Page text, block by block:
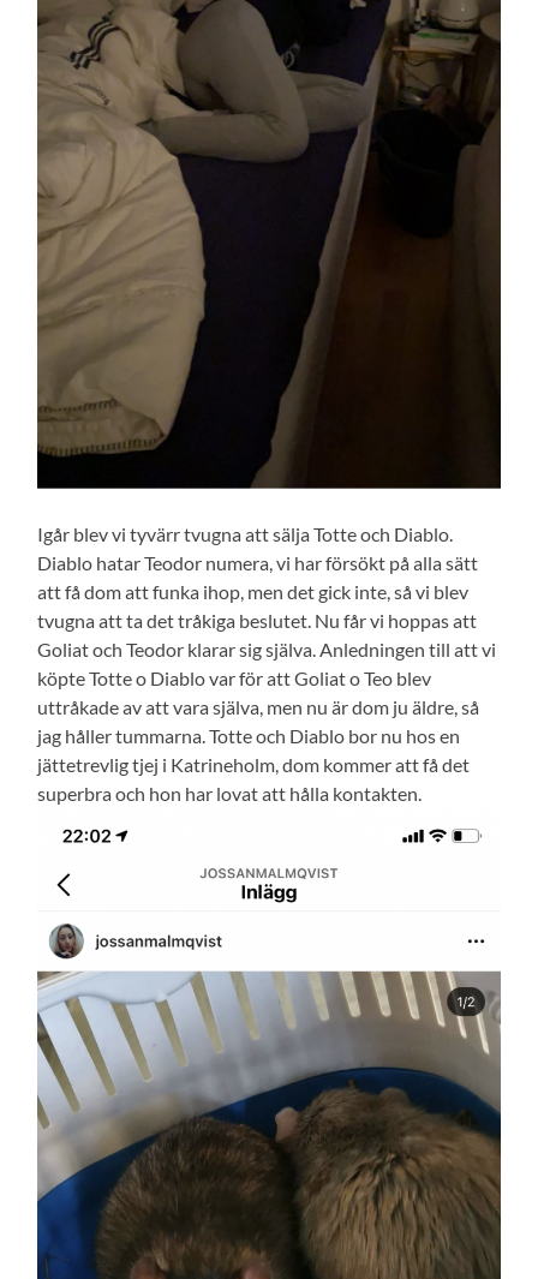
Igår blev vi tyvärr tvugna att sälja Totte och Diablo.
Diablo hatar Teodor numera, vi har försökt på alla sätt
att få dom att funka ihop, men det gick inte, så vi blev
tvugna att ta det tråkiga beslutet. Nu får vi hoppas att
Goliat och Teodor klarar sig själva. Anledningen till att vi
köpte Totte o Diablo var för att Goliat o Teo blev
uttråkade av att vara själva, men nu är dom ju äldre, så
jag håller tummarna. Totte och Diablo bor nu hos en
jättetrevlig tjej i Katrineholm, dom kommer att få det
superbra och hon har lovat att hålla kontakten.